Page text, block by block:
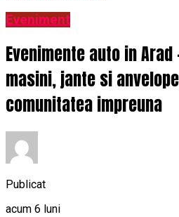
Eveniment
Evenimente auto in
masini, jante si
comunitatea impreuna
Publicat
acum 6 luni